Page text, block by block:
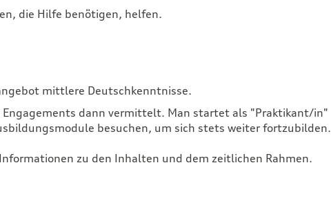
die Hilfe benötigen, helfen.
mittlere Deutschkenntnisse.
Engagements dann vermittelt. Man startet als "Praktikant/in"
besuchen, um sich stets weiter fortzubilden.
zu den Inhalten und dem zeitlichen Rahmen.